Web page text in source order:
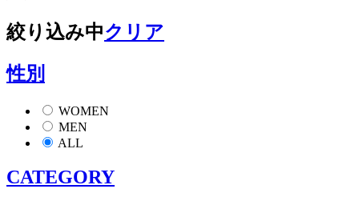
絞り込み中クリア
性別
WOMEN
MEN
ALL
CATEGORY